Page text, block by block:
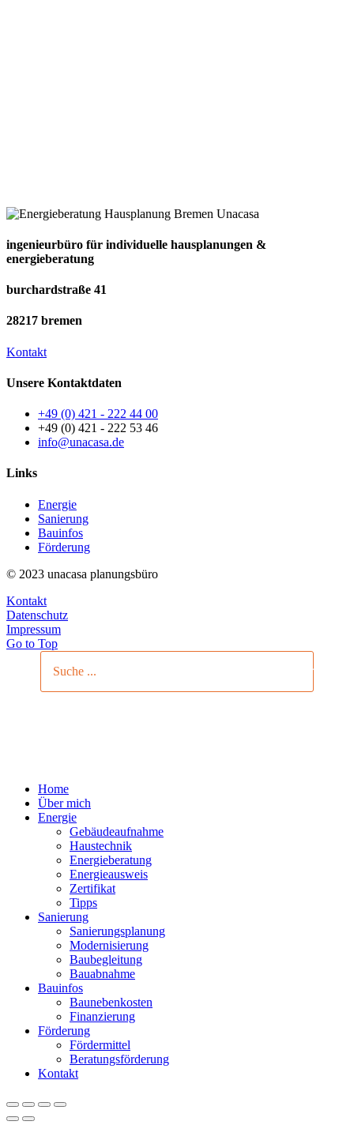
ingenieurbüro für individuelle hausplanungen &
energieberatung
burchardstraße 41
28217 bremen
Kontakt
Unsere Kontaktdaten
+49 (0) 421 - 222 44 00
+49 (0) 421 - 222 53 46
info@unacasa.de
Links
Energie
Sanierung
Bauinfos
Förderung
© 2023 unacasa planungsbüro
Kontakt
Datenschutz
Impressum
Go to Top
Search
Home
Über mich
Energie
Gebäudeaufnahme
Haustechnik
Energieberatung
Energieausweis
Zertifikat
Tipps
Sanierung
Sanierungsplanung
Modernisierung
Baubegleitung
Bauabnahme
Bauinfos
Baunebenkosten
Finanzierung
Förderung
Fördermittel
Beratungsförderung
Kontakt